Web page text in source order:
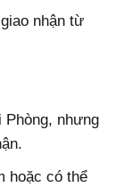
nhận từ
Phòng, nhưng
hoặc có thể